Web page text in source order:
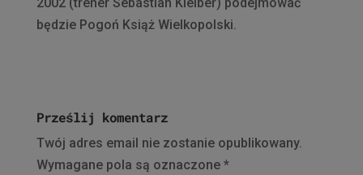
będzie Pogoń Książ Wielkopolski.
Prześlij komentarz
Twój adres email nie zostanie opublikowany.
Wymagane pola są oznaczone *